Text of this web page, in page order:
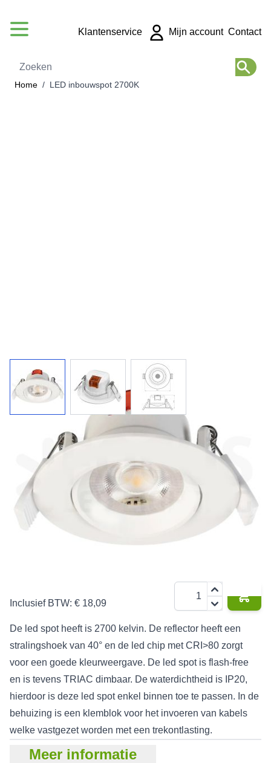
Zoeken
Klantenservice Mijn account Contact
Home / LED inbouwspot 2700K
LED inbouwspot 2700K
Kantelbare(40°) led inbouwspot met witte kunststof
behuizing. Dimbaar.
6,5 W
Inclusief BTW: € 18,09
De led spot heeft is 2700 kelvin. De reflector heeft een
stralingshoek van 40° en de led chip met CRI>80 zorgt
voor een goede kleurweergave. De led spot is flash-free
en is tevens TRIAC dimbaar. De waterdichtheid is IP20,
hierdoor is deze led spot enkel binnen toe te passen. In de
behuizing is een klemblok voor het invoeren van kabels
welke vastgezet worden met een trekontlasting.
Meer informatie